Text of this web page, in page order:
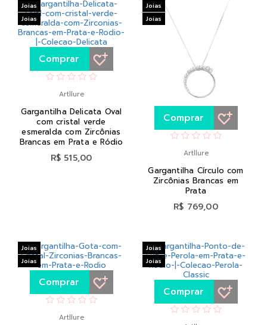
Comprar
Artllure
Gargantilha Delicata Oval
com cristal verde
esmeralda com Zircônias
Brancas em Prata e Ródio
R$ 515,00
Joias
Joias
Comprar
Artllure
Gargantilha Círculo com
Zircônias Brancas em
Prata
R$ 769,00
Joias
Joias
Comprar
Artllure
Joias
Joias
Comprar
Joias
Joias